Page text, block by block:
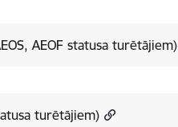
AEOF statusa turētājiem)
turētājiem)